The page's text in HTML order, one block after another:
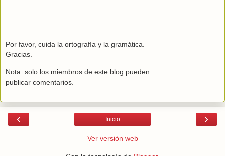
Por favor, cuida la ortografía y la gramática.
Gracias.
Nota: solo los miembros de este blog pueden
publicar comentarios.
‹ ›
Inicio
Ver versión web